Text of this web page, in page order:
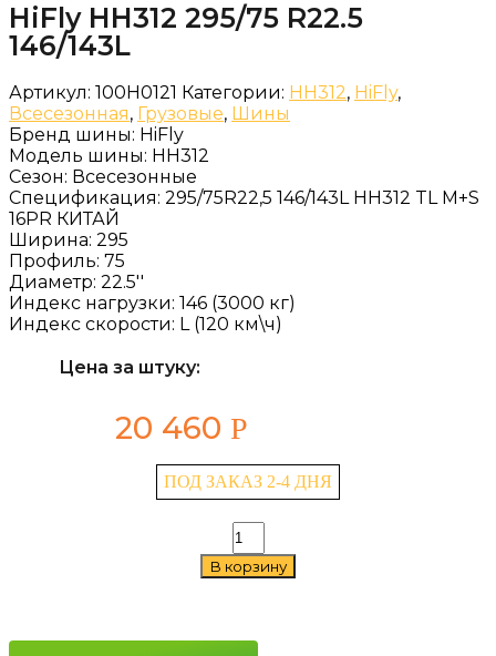
HiFly HH312 295/75 R22.5
146/143L
Артикул: 100H0121 Категории: HH312, HiFly,
Всесезонная, Грузовые, Шины
Бренд шины: HiFly
Модель шины: HH312
Сезон: Всесезонные
Спецификация: 295/75R22,5 146/143L HH312 TL M+S
16PR КИТАЙ
Ширина: 295
Профиль: 75
Диаметр: 22.5''
Индекс нагрузки: 146 (3000 кг)
Индекс скорости: L (120 км\ч)
Цена за штуку:
20 460 Р
ПОД ЗАКАЗ 2-4 ДНЯ
Количество
товара
HiFly
146/143L
В корзину